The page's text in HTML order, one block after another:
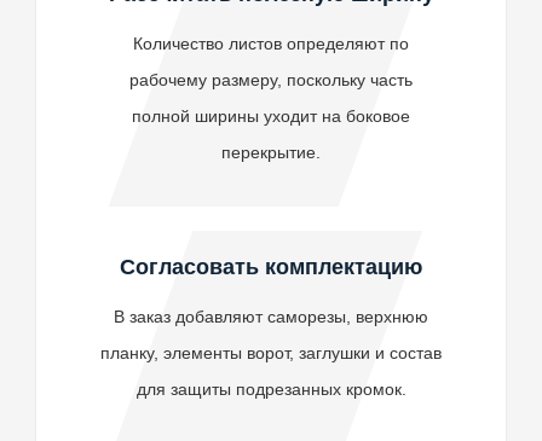
Количество листов определяют по
рабочему размеру, поскольку часть
полной ширины уходит на боковое
перекрытие.
Согласовать комплектацию
В заказ добавляют саморезы, верхнюю
планку, элементы ворот, заглушки и состав
для защиты подрезанных кромок.